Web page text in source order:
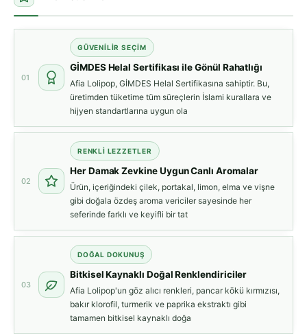
01
GÜVENİLİR SEÇİM
GİMDES Helal Sertifikası ile Gönül Rahatlığı
Afia Lolipop, GİMDES Helal Sertifikasına sahiptir. Bu,
üretimden tüketime tüm süreçlerin İslami kurallara ve
hijyen standartlarına uygun ola
02
RENKLİ LEZZETLER
Her Damak Zevkine Uygun Canlı Aromalar
Ürün, içeriğindeki çilek, portakal, limon, elma ve vişne
gibi doğala özdeş aroma vericiler sayesinde her
seferinde farklı ve keyifli bir tat
03
DOĞAL DOKUNUŞ
Bitkisel Kaynaklı Doğal Renklendiriciler
Afia Lolipop'un göz alıcı renkleri, pancar kökü kırmızısı,
bakır klorofil, turmerik ve paprika ekstraktı gibi
tamamen bitkisel kaynaklı doğa